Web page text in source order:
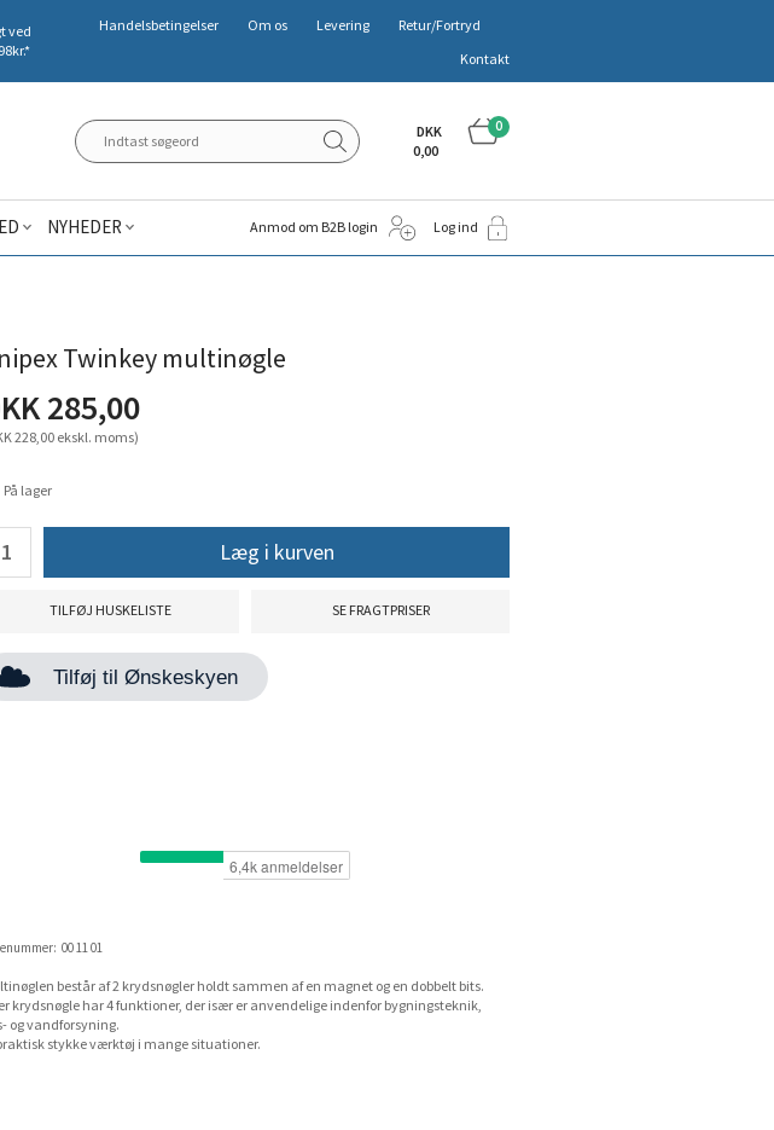
ved
Handelsbetingelser Om os Levering
Retur/Fortryd
Kontakt
0
DKK
0,00
NYHEDER Anmod om B2B login Log ind
Twinkey multinøgle
285,00
228,00 ekskl. moms)
På lager
Læg i kurven
TILFØJ HUSKELISTE SE FRAGTPRISER
Tilføj til Ønskeskyen
00 11 01
består af 2 krydsnøgler holdt sammen af en magnet og en dobbelt bits.
krydsnøgle har 4 funktioner, der især er anvendelige indenfor bygningsteknik,
og vandforsyning.
stykke værktøj i mange situationer.